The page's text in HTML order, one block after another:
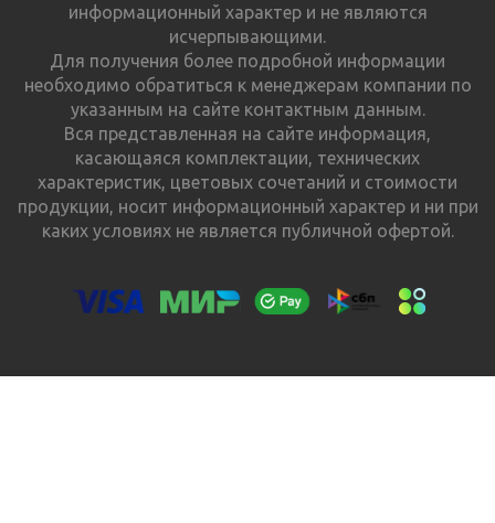
информационный характер и не являются
исчерпывающими.
Для получения более подробной информации
необходимо обратиться к менеджерам компании по
указанным на сайте контактным данным.
Вся представленная на сайте информация,
касающаяся комплектации, технических
характеристик, цветовых сочетаний и стоимости
продукции, носит информационный характер и ни при
каких условиях не является публичной офертой.